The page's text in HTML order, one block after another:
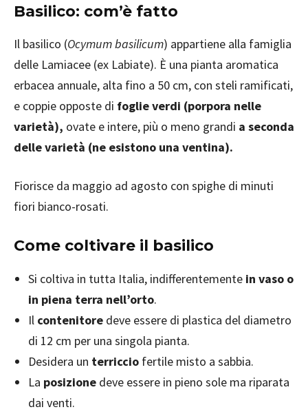
Basilico: com’è fatto
Il basilico (Ocymum basilicum) appartiene alla famiglia
delle Lamiacee (ex Labiate). È una pianta aromatica
erbacea annuale, alta fino a 50 cm, con steli ramificati,
e coppie opposte di foglie verdi (porpora nelle
varietà), ovate e intere, più o meno grandi a seconda
delle varietà (ne esistono una ventina).
Fiorisce da maggio ad agosto con spighe di minuti
fiori bianco-rosati.
Come coltivare il basilico
Si coltiva in tutta Italia, indifferentemente in vaso o
in piena terra nell’orto.
Il contenitore deve essere di plastica del diametro
di 12 cm per una singola pianta.
Desidera un terriccio fertile misto a sabbia.
La posizione deve essere in pieno sole ma riparata
dai venti.